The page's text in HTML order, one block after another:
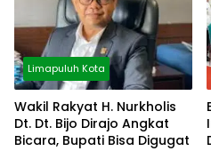
Limapuluh Kota
Wakil Rakyat H. Nurkholis
Dt. Dt. Bijo Dirajo Angkat
Bicara, Bupati Bisa Digugat